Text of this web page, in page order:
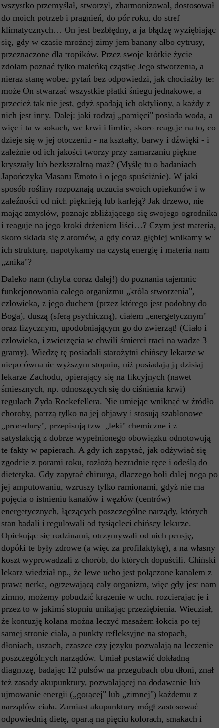
wszystko przemyślał, stworzył, zharmonizował, dostosował
do moich potrzeb i pragnień, do pór roku, do stref
klimatycznych… On jest bezbłędny, a ja błądzę wyziębiając
się, gdy w czasie mroźnej zimy jem banany albo cytrusy,
przeznaczone dla tropików. Przez swoje krótkie życie
zdołam poznać tylko maleńką cząstkę Jego stworzenia, a
nieraz stanę wobec pytań bez odpowiedzi, jak chociażby te:
może On stwarzać wszystkie płatki śniegu jednakowe, a
przecież tak nie jest, gdyż spadają ich oktyliony, a każdy z
nich jest inny. Dalej: jaki rodzaj „pamięci" posiada woda, a
więc i ta w sokach, we krwi i limfie, skoro reaguje na to, co
dzieje się w jej otoczeniu - na kształty, barwy i dźwięki - i
zależnie od ich jakości tworzy przy zamarzaniu piękne
kryształy lub bezkształtną maź? (Myślę tu o badaniach
Japończyka Masaru Emoto i o jego spuściźnie). W jaki
sposób rośliny rozpoznają uczucia swoich opiekunów i w
zaleźności od nich pięknieją lub karleją? Jak drzewo, nie
mając zmysłów, poznaje zbliżającego się swojego ogrodnika
i reaguje na jego kroki drżeniem liści…? Czym jest materia,
skoro składa się z atomów, a gdy coraz głębiej wnikamy w
ich strukturę, napotykamy na czystą energię i materia nam
„znika"?
Daleko nam (chyba coraz dalej!) do poznania tajemnic
funkcjonowania całego organizmu „króla stworzenia",
człowieka, z jego duchem (przez którego jest podobny do
Boga), duszą (sferą psychiczną), ciałem „energetycznym"
oraz fizycznym, upodobniającym go do zwierząt! (Ciało i
człowieka, i zwierzęcia w chwili śmierci traci na wadze 3
gramy). Wiedzę tę posiadali starożytni chińscy lekarze w
nieporównanie wyższym stopniu, niż posiadają ją dzisiaj
lekarze Zachodu, opierający się na fikcyjnych (nawet
śmiesznych, np. odnoszących się do ciśnienia krwi)
regułach Żyda Rockefellera. Nie umiejąc wniknąć w źródło
choroby, patrzą tylko na jej objawy i stosują szablonowe
„procedury", przepisują tzw. „leki" chemiczne i z
satysfakcją z dobrze wypełnionego obowiązku odnotowują
te fakty w papierach. A gdy ich zapytać, jak odżywiać się
zgodnie z porami roku, rozłożą bezradnie ręce i odeślą do
dietetyka. Gdy zapytać chirurga, dlaczego boli dalej noga po
jej amputowaniu, wzruszy tylko ramionami, gdyż nie ma
pojęcia o istnieniu kanałów i węzłów (centrów)
energetycznych, łączących poszczególne narządy, których
stan badali i regulowali od tysiącleci chińscy lekarze.
Opiekując się rodzinami, otrzymywali od nich pensję,
dopóki te były zdrowe (a więc za profilaktykę), a na własny
koszt wyprowadzali z chorób, do których dopuścili. Chiński
lekarz wiedział np., że lewe ucho jest połączone kanałem z
prawą nerką, ogrzewającą cały organizm, więc gdy jest nam
zimno, możemy pobudzić krążenie w uchu rozcierając je i
przez to w jakimś stopniu unikając przeziębienia. Wiedział,
że kontuzję kolana można leczyć masażem łokcia po tej
samej stronie ciała, a punkty refleksyjne na stopach,
dłoniach, uszach, czaszce czy języku pozwalają na leczenie
poszczególnych narządów. Umiał postawić dokładną
diagnozę, badając 12 pulsów na przegubach obu dłoni, znał
też zasady akupunktury, pozwalającej na dodawanie lub
ujmowanie energii („gorącej" lub „zimnej") każdemu z
narządów ciała. Zamiast akupunktury mógł zastosować
odpowiednią dietę, opartą na pięciu kolorach, smakach i